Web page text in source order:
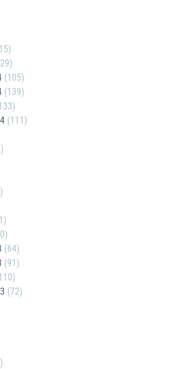
(105)
(139)
(111)
(64)
(91)
(72)